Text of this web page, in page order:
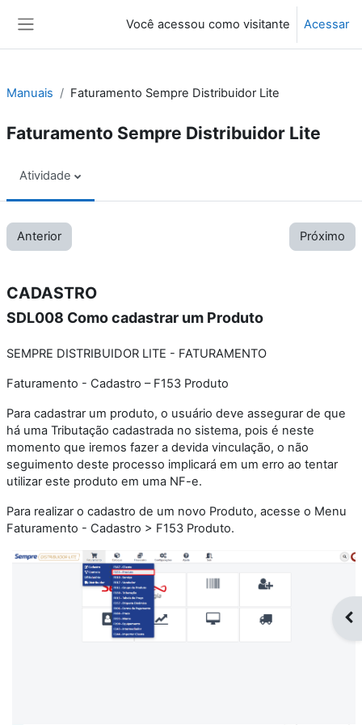
Você acessou como visitante Acessar
Manuais Faturamento Sempre Distribuidor Lite
Faturamento Sempre Distribuidor Lite
Atividade
Anterior Próximo
CADASTRO
SDL008 Como cadastrar um Produto
SEMPRE DISTRIBUIDOR LITE - FATURAMENTO
Faturamento - Cadastro – F153 Produto
Para cadastrar um produto, o usuário deve assegurar de que
há uma Tributação cadastrada no sistema, pois é neste
momento que iremos fazer a devida vinculação, o não
seguimento deste processo implicará em um erro ao tentar
utilizar este produto em uma NF-e.
Para realizar o cadastro de um novo Produto, acesse o Menu
Faturamento - Cadastro > F153 Produto.